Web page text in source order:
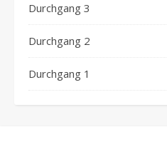
Durchgang 3
Durchgang 2
Durchgang 1